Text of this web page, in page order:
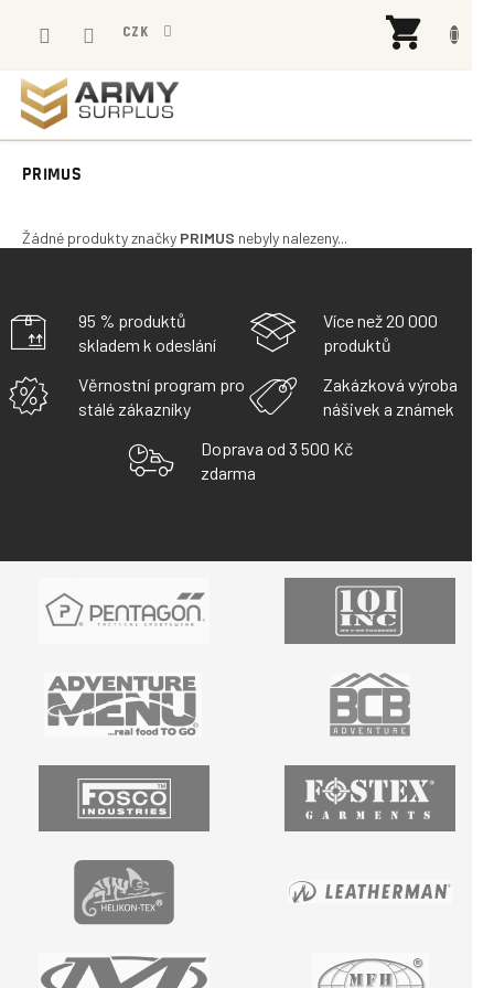
CZK
PRIMUS
Žádné produkty značky PRIMUS nebyly nalezeny...
95 % produktů
skladem k odeslání
Více než 20 000
produktů
Věrnostní program pro
stálé zákazníky
Zakázková výroba
nášivek a známek
Doprava od 3 500 Kč
zdarma